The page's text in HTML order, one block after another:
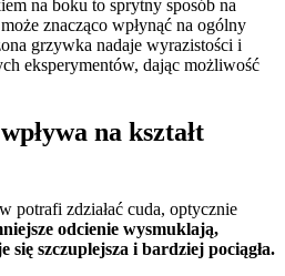
na boku to sprytny sposób na
znacząco wpłynąć na ogólny
grzywka nadaje wyrazistości i
eksperymentów, dając możliwość
na kształt
potrafi zdziałać cuda, optycznie
odcienie wysmuklają,
szczuplejsza i bardziej pociągła.